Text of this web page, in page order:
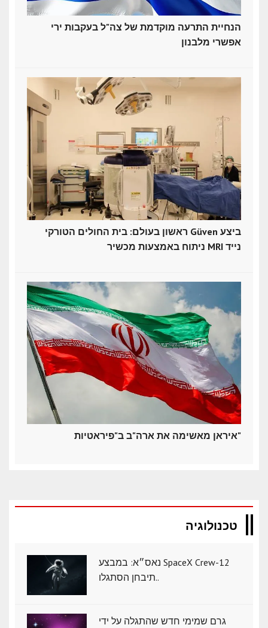
הנחיית התרעה מוקדמת של צה"ל בעקבות ירי
אפשרי מלבנון
ראשון בעולם: בית החולים הטורקי Güven ביצע
ניתוח באמצעות מכשיר MRI נייד
איראן מאשימה את ארה"ב ב"פיראטיות"
טכנולוגיה
נאס״א: במבצע SpaceX Crew-12
תיבחן הסתגלו..
גרם שמימי חדש שהתגלה על ידי